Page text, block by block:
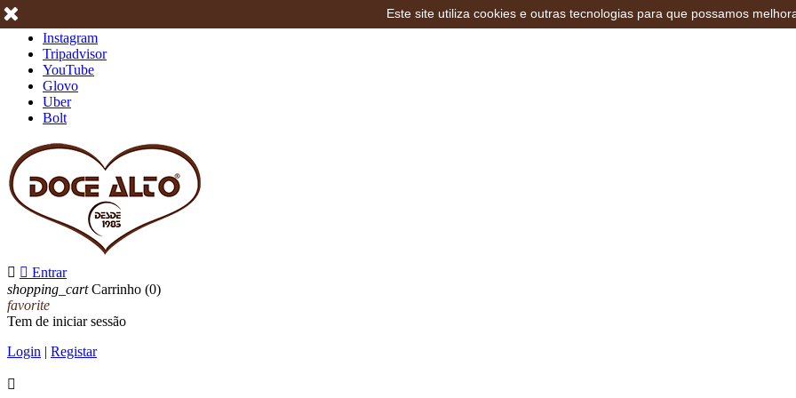
Instagram
Tripadvisor
YouTube
Glovo
Uber
Bolt
  Entrar
shopping_cart Carrinho (0)
favorite
Tem de iniciar sessão
Login | Registar

Este site utiliza cookies e outras tecnologias para que possamos